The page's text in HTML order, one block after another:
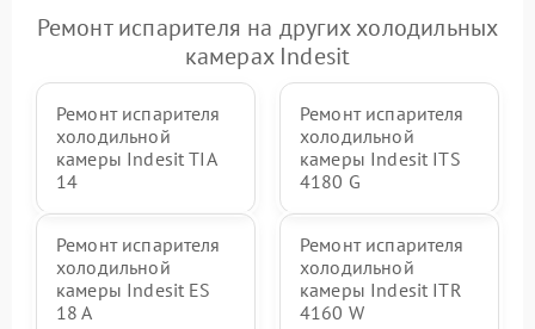
Ремонт испарителя на других холодильных
камерах Indesit
Ремонт испарителя
холодильной
камеры Indesit TIA
14
Ремонт испарителя
холодильной
камеры Indesit ITS
4180 G
Ремонт испарителя
холодильной
камеры Indesit ES
18 A
Ремонт испарителя
холодильной
камеры Indesit ITR
4160 W